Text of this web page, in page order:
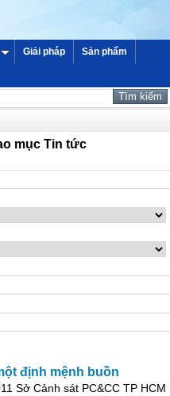
Giải pháp Sản phẩm
mục Tin tức
định mệnh buồn
Sở Cảnh sát PC&CC TP HCM